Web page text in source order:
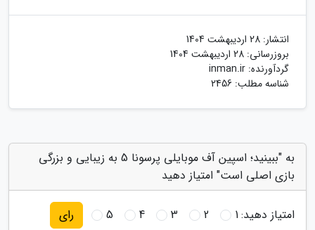
انتشار: 28 اردیبهشت 1404
بروزرسانی: 28 اردیبهشت 1404
گردآورنده: inman.ir
شناسه مطلب: 2456
به "ببینید؛ اسپین آف موبایلی پرسونا 5 به زیبایی و بزرگی
بازی اصلی است" امتیاز دهید
امتیاز دهید:1
2
3
4
5 رای